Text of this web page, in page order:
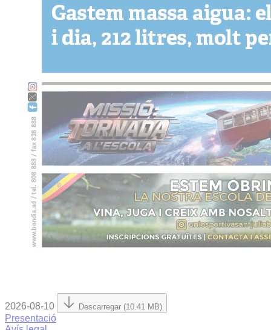
2026-08-10 Descarregar (10.41 MB)
Presentació